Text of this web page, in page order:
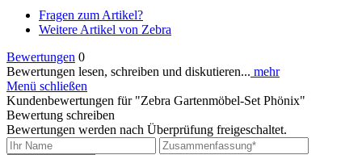
Fragen zum Artikel?
Weitere Artikel von Zebra
Bewertungen 0
Bewertungen lesen, schreiben und diskutieren... mehr
Menü schließen
Kundenbewertungen für "Zebra Gartenmöbel-Set Phönix"
Bewertung schreiben
Bewertungen werden nach Überprüfung freigeschaltet.